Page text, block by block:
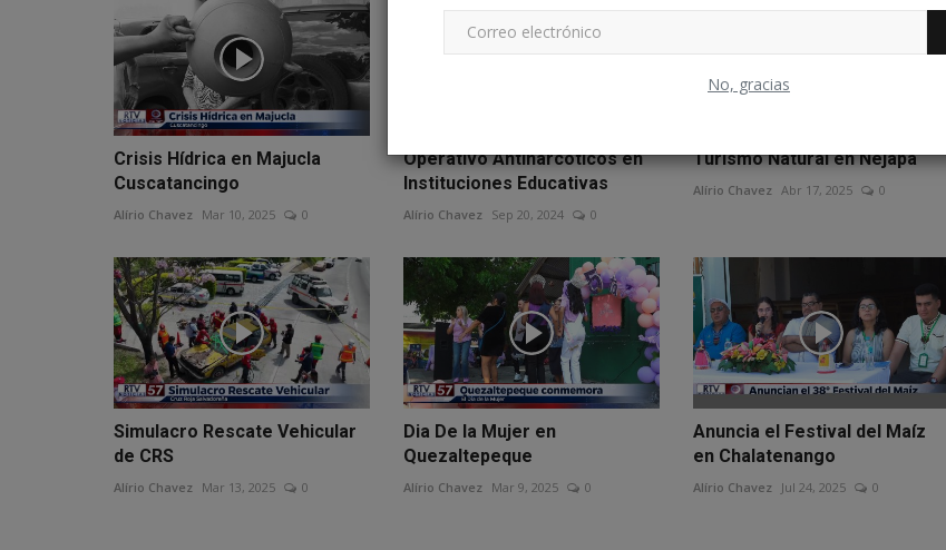
No, gracias
Crisis Hídrica en Majucla
Cuscatancingo
Alírio Chavez Mar 10, 2025 0
Operativo Antinarcóticos en
Instituciones Educativas
Alírio Chavez Sep 20, 2024 0
Turismo Natural en Nejapa
Alírio Chavez Abr 17, 2025 0
Simulacro Rescate Vehicular
de CRS
Alírio Chavez Mar 13, 2025 0
Dia De la Mujer en
Quezaltepeque
Alírio Chavez Mar 9, 2025 0
Anuncia el Festival del Maíz
en Chalatenango
Alírio Chavez Jul 24, 2025 0